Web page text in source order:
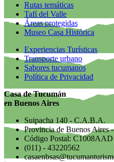
Rutas temáticas
Tafí del Valle
Áreas protegidas
Museo Casa Histórica
Experiencias Turísticas
Transporte urbano
Sabores tucumanos
Política de Privacidad
Casa de Tucumán
en Buenos Aires
Suipacha 140 - C.A.B.A.
Provincia de Buenos Aires
Código Postal: C1008AAD
(011) - 43220562